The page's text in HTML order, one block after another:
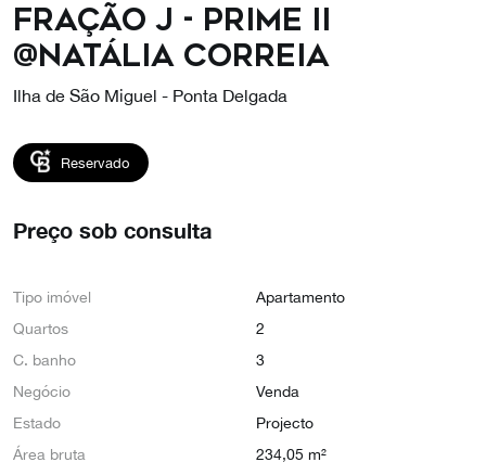
FRAÇÃO J - PRIME II
@NATÁLIA CORREIA
Ilha de São Miguel - Ponta Delgada
Reservado
Preço sob consulta
Tipo imóvel
Apartamento
Quartos
2
C. banho
3
Negócio
Venda
Estado
Projecto
Área bruta
234,05 m²